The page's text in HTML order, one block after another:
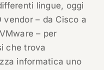
lingue, oggi
– da Cisco a
– per
che trova
informatica uno